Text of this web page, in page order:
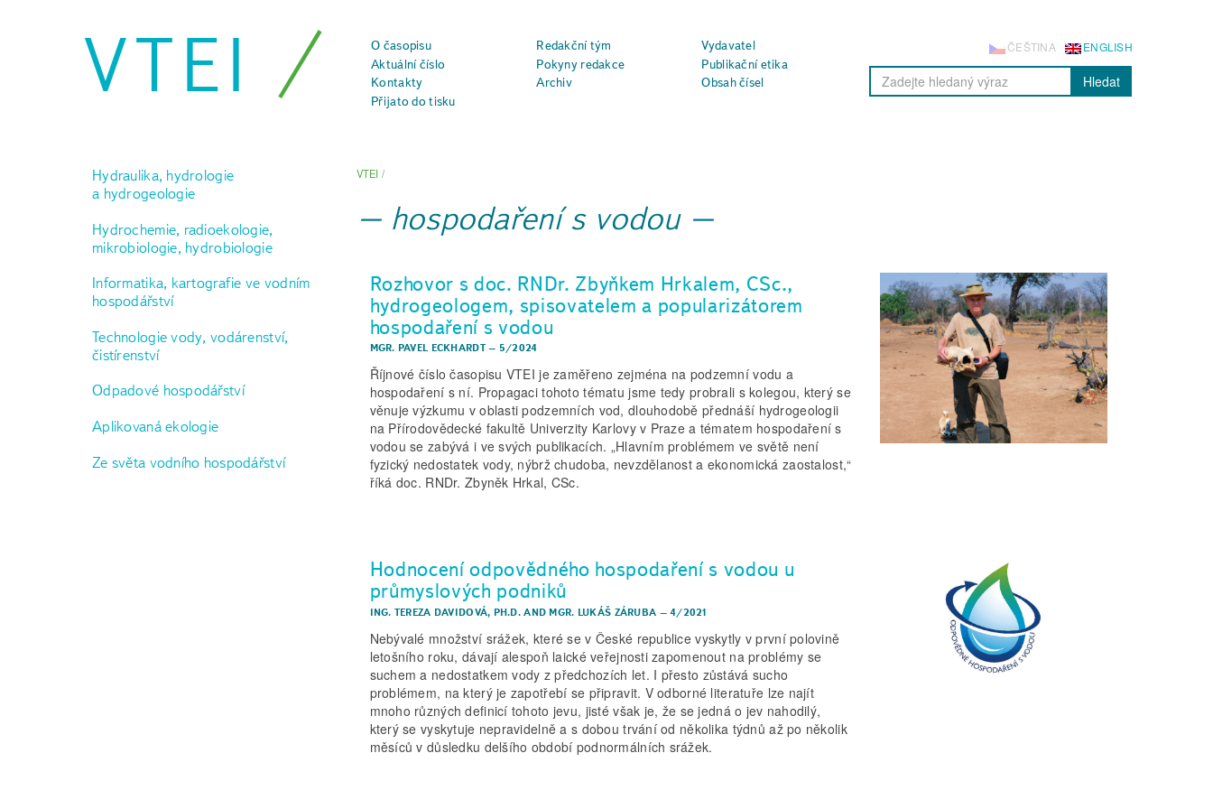
VTEI O časopisu Redakční tým
Vydavatel
Aktuální číslo
Pokyny redakce
Publikační etika
Kontakty
Archiv
Obsah čísel
Přijato do tisku
ENGLISH
ČEŠTINA
Hledat
Hydraulika, hydrologie
a hydrogeologie
Hydrochemie, radioekologie,
mikrobiologie, hydrobiologie
Informatika, kartografie ve vodním
hospodářství
Technologie vody, vodárenství,
čistírenství
Odpadové hospodářství
Aplikovaná ekologie
Ze světa vodního hospodářství
VTEI /
hospodaření s vodou
Rozhovor s doc. RNDr. Zbyňkem Hrkalem, CSc.,
hydrogeologem, spisovatelem a popularizátorem
hospodaření s vodou
MGR. PAVEL ECKHARDT– 5/2024
Říjnové číslo časopisu VTEI je zaměřeno zejména na podzemní vodu a
hospodaření s ní. Propagaci tohoto tématu jsme tedy probrali s kolegou, který se
věnuje výzkumu v oblasti podzemních vod, dlouhodobě přednáší hydrogeologii
na Přírodovědecké fakultě Univerzity Karlovy v Praze a tématem hospodaření s
vodou se zabývá i ve svých publikacích. „Hlavním problémem ve světě není
fyzický nedostatek vody, nýbrž chudoba, nevzdělanost a ekonomická zaostalost,“
říká doc. RNDr. Zbyněk Hrkal, CSc.
Hodnocení odpovědného hospodaření s vodou u
průmyslových podniků
ING. TEREZA DAVIDOVÁ, PH.D. AND MGR. LUKÁŠ ZÁRUBA –4/2021
Nebývalé množství srážek, které se v České republice vyskytly v první polovině
letošního roku, dávají alespoň laické veřejnosti zapomenout na problémy se
suchem a nedostatkem vody z předchozích let. I přesto zůstává sucho
problémem, na který je zapotřebí se připravit. V odborné literatuře lze najít
mnoho různých definicí tohoto jevu, jisté však je, že se jedná o jev nahodilý,
který se vyskytuje nepravidelně a s dobou trvání od několika týdnů až po několik
měsíců v důsledku delšího období podnormálních srážek.